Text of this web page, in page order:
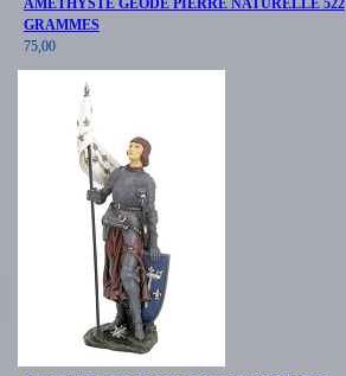
AMETHYSTE GEODE PIERRE NATURELLE 522
GRAMMES
75,00